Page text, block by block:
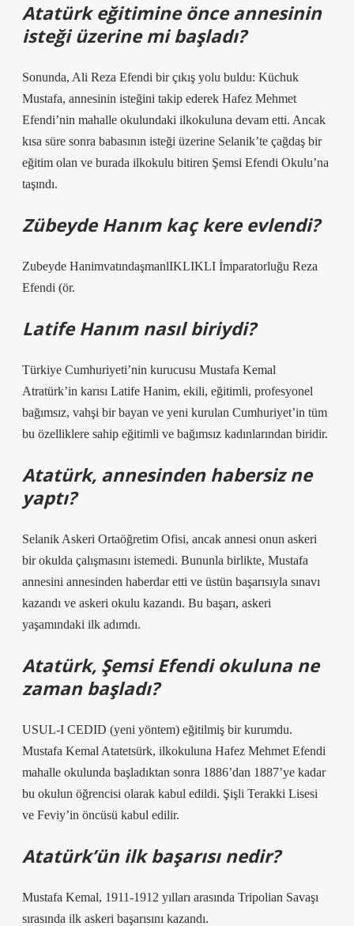
Atatürk eğitimine önce annesinin
isteği üzerine mi başladı?
Sonunda, Ali Reza Efendi bir çıkış yolu buldu: Küchuk
Mustafa, annesinin isteğini takip ederek Hafez Mehmet
Efendi’nin mahalle okulundaki ilkokuluna devam etti. Ancak
kısa süre sonra babasının isteği üzerine Selanik’te çağdaş bir
eğitim olan ve burada ilkokulu bitiren Şemsi Efendi Okulu’na
taşındı.
Zübeyde Hanım kaç kere evlendi?
Zubeyde HanimvatındaşmanlIKLIKLI İmparatorluğu Reza
Efendi (ör.
Latife Hanım nasıl biriydi?
Türkiye Cumhuriyeti’nin kurucusu Mustafa Kemal
Atratürk’in karısı Latife Hanim, ekili, eğitimli, profesyonel
bağımsız, vahşi bir bayan ve yeni kurulan Cumhuriyet’in tüm
bu özelliklere sahip eğitimli ve bağımsız kadınlarından biridir.
Atatürk, annesinden habersiz ne
yaptı?
Selanik Askeri Ortaöğretim Ofisi, ancak annesi onun askeri
bir okulda çalışmasını istemedi. Bununla birlikte, Mustafa
annesini annesinden haberdar etti ve üstün başarısıyla sınavı
kazandı ve askeri okulu kazandı. Bu başarı, askeri
yaşamındaki ilk adımdı.
Atatürk, Şemsi Efendi okuluna ne
zaman başladı?
USUL-I CEDID (yeni yöntem) eğitilmiş bir kurumdu.
Mustafa Kemal Atatetsürk, ilkokuluna Hafez Mehmet Efendi
mahalle okulunda başladıktan sonra 1886’dan 1887’ye kadar
bu okulun öğrencisi olarak kabul edildi. Şişli Terakki Lisesi
ve Feviy’in öncüsü kabul edilir.
Atatürk’ün ilk başarısı nedir?
Mustafa Kemal, 1911-1912 yılları arasında Tripolian Savaşı
sırasında ilk askeri başarısını kazandı.